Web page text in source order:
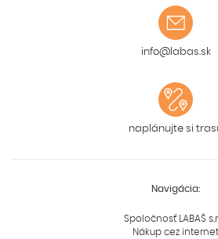
info@labas.sk
naplánujte si
Navigácia:
Spoločnosť LABAŠ
Nákup cez internet